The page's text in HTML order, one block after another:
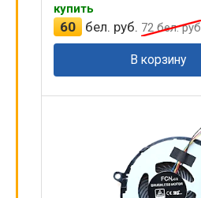
купить
60 бел. руб. 72 бел. руб.
В корзину